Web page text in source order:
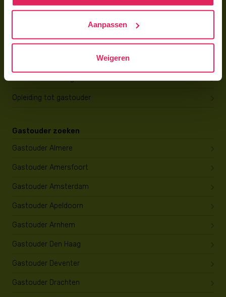
Aanpassen
Weigeren
Trainingen & cursussen
Gastouder worden
Wat verdient een gastouder?
Opleiding tot gastouder
Gastouder zoeken
Gastouder Almere
Gastouder Amersfoort
Gastouder Amsterdam
Gastouder Apeldoorn
Gastouder Arnhem
Gastouder Den Haag
Gastouder Deventer
Gastouder Drachten